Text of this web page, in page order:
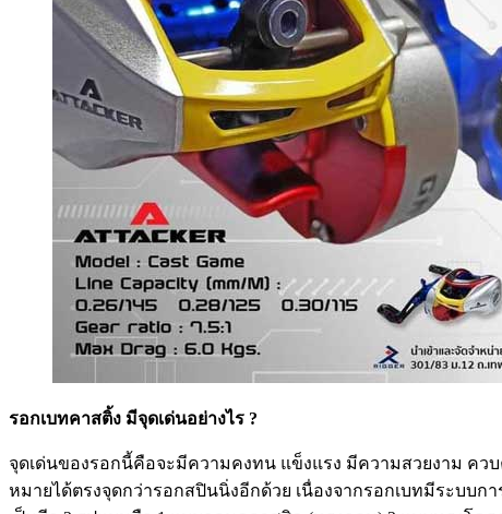
รอกเบทคาสติ้ง มีจุดเด่นอย่างไร ?
จุดเด่นของรอกนี้คือจะมีความคงทน แข็งแรง มีความสวยงาม คว
หมายได้ตรงจุดกว่ารอกสปินนิ่งอีกด้วย เนื่องจากรอกเบทมีระบบ